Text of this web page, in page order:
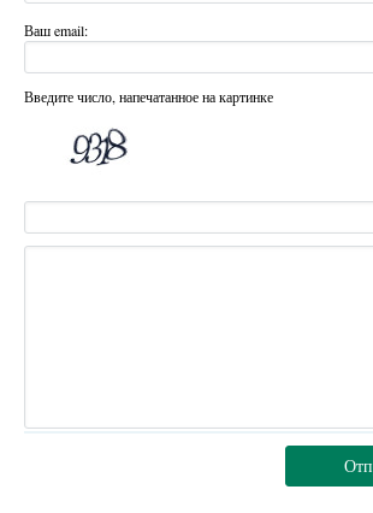
Ваш email:
Введите число, напечатанное на картинке